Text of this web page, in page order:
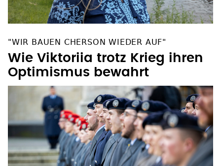
"WIR BAUEN CHERSON WIEDER AUF"
Wie Viktoriia trotz Krieg ihren
Optimismus bewahrt